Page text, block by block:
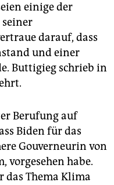
einige der
darauf, dass
und einer
Buttigieg schrieb in
Berufung auf
Biden für das
Gouverneurin von
vorgesehen habe.
Thema Klima